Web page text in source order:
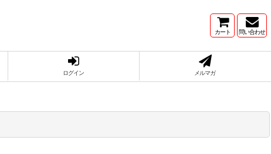
カート 問い合わせ
ログイン メルマガ